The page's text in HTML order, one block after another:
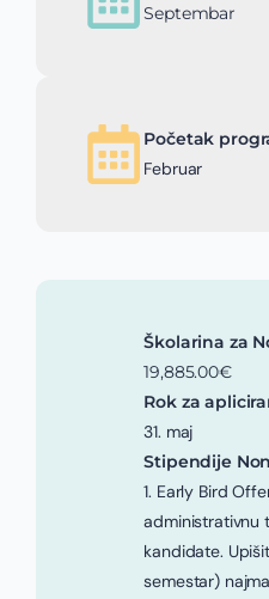
Septembar
Početak
Februar
Školarina za
19,885.00€
Rok za
31. maj
Stipendije
1. Early Bird
administrativnu
kandidate.
semestar)